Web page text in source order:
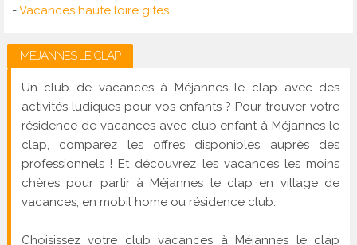
-Vacances haute loire gites
MÉJANNES LE CLAP
Un club de vacances à Méjannes le clap avec des
activités ludiques pour vos enfants ? Pour trouver votre
résidence de vacances avec club enfant à Méjannes le
clap, comparez les offres disponibles auprès des
professionnels ! Et découvrez les vacances les moins
chères pour partir à Méjannes le clap en village de
vacances, en mobil home ou résidence club.
Choisissez votre club vacances à Méjannes le clap